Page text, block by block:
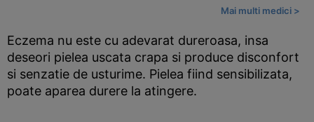
Mai multi medici >
Eczema nu este cu adevarat dureroasa, insa
deseori pielea uscata crapa si produce disconfort
si senzatie de usturime. Pielea fiind sensibilizata,
poate aparea durere la atingere.